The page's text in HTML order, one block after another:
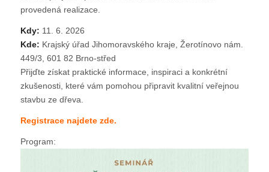
provedená realizace.
Kdy: 11. 6. 2026
Kde: Krajský úřad Jihomoravského kraje, Žerotínovo nám.
449/3, 601 82 Brno-střed
Přijďte získat praktické informace, inspiraci a konkrétní
zkušenosti, které vám pomohou připravit kvalitní veřejnou
stavbu ze dřeva.
Registrace najdete zde.
Program: